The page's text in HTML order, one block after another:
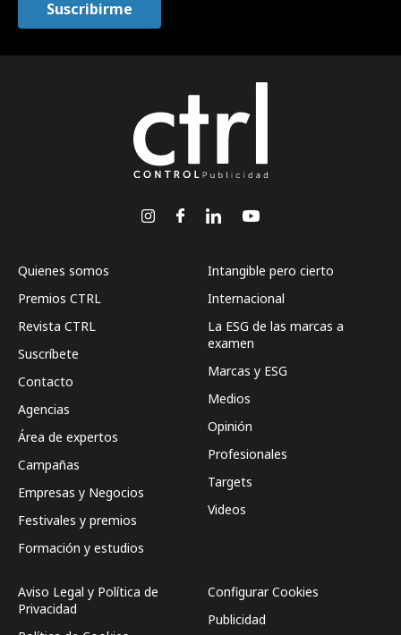
Quienes somos
Premios CTRL
Revista CTRL
Suscríbete
Contacto
Agencias
Área de expertos
Campañas
Empresas y Negocios
Festivales y premios
Formación y estudios
Intangible pero cierto
Internacional
La ESG de las marcas a
examen
Marcas y ESG
Medios
Opinión
Profesionales
Targets
Videos
Aviso Legal y Política de
Privacidad
Configurar Cookies
Publicidad